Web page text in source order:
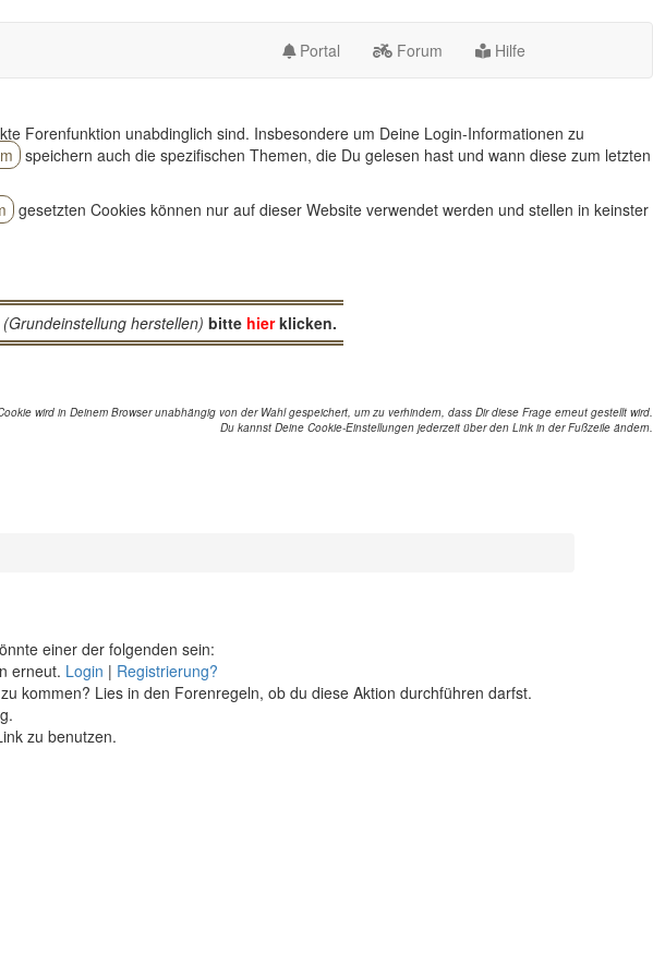
Portal Forum Hilfe
Forenfunktion unabdinglich sind. Insbesondere um Deine Login-Informationen zu
speichern auch die spezifischen Themen, die Du gelesen hast und wann diese zum letzten
gesetzten Cookies können nur auf dieser Website verwendet werden und stellen in keinster
(Grundeinstellung herstellen) bitte hierklicken.
wird in Deinem Browser unabhängig von der Wahl gespeichert, um zu verhindern, dass Dir diese Frage erneut gestellt wird.
Du kannst Deine Cookie-Einstellungen jederzeit über den Link in der Fußzeile ändern.
einer der folgenden sein:
erneut. Login | Registrierung?
kommen? Lies in den Forenregeln, ob du diese Aktion durchführen darfst.
zu benutzen.